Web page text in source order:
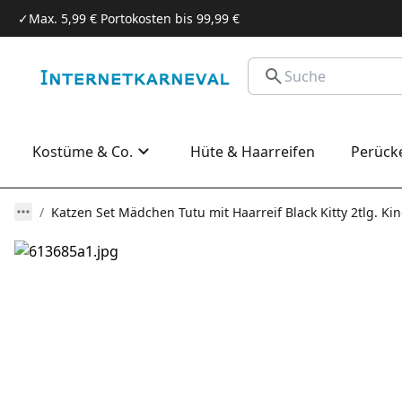
✓Max. 5,99 € Portokosten bis 99,99 €
Kostüme & Co. Hüte & Haarreifen
Katzen Set Mädchen Tutu mit Haarreif Black Kitty 2tlg.